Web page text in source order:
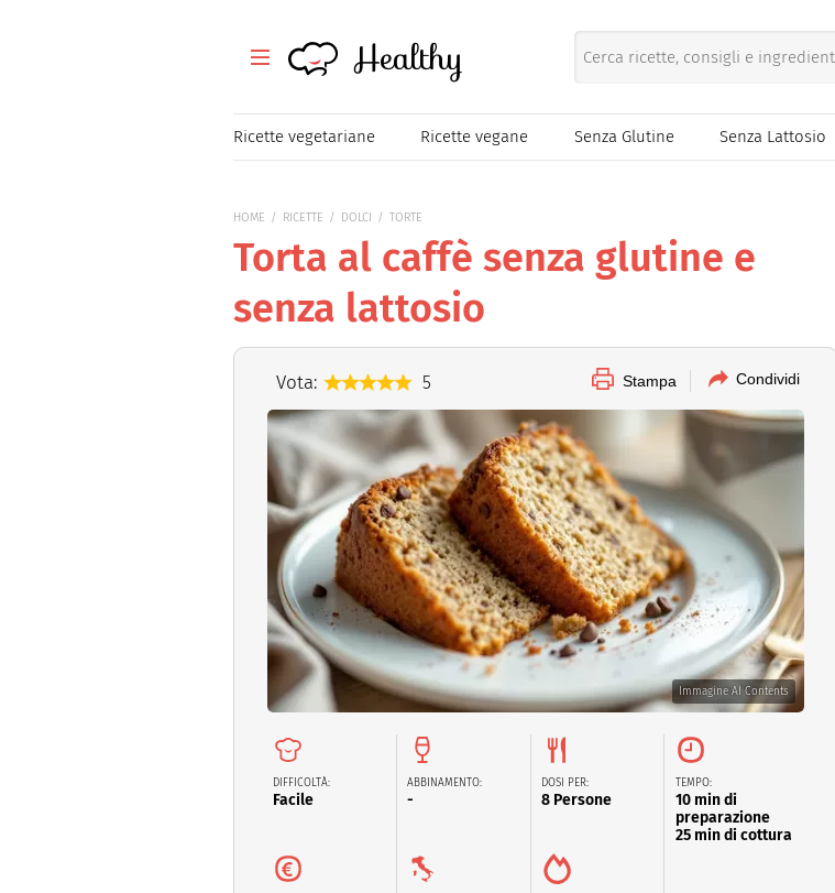
Healthy
Healthy
Ricette vegetariane Ricette vegane Senza Glutine Senza Lattosio
Tutte le ricette
Ricette veloci
HOME RICETTE DOLCI TORTE
Torta al caffè senza glutine e
senza lattosio
Vota: 5 Stampa Condividi
Immagine AI Contents
DIFFICOLTÀ:
Facile
ABBINAMENTO:
-
DOSI PER:
8 Persone
TEMPO:
10 min di
preparazione
25 min di cottura